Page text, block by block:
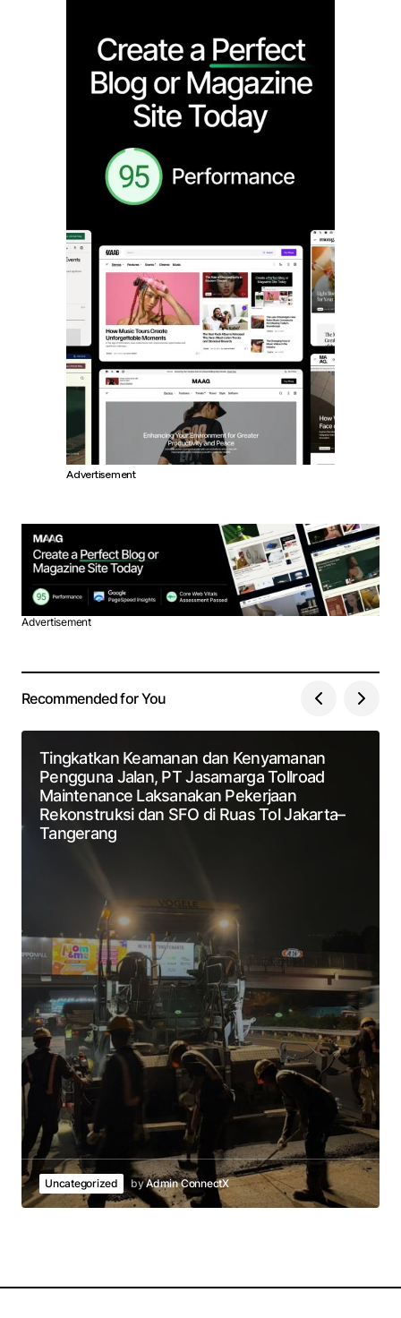
Advertisement
Advertisement
Recommended for You
Tingkatkan Keamanan dan Kenyamanan
Pengguna Jalan, PT Jasamarga Tollroad
Maintenance Laksanakan Pekerjaan
Rekonstruksi dan SFO di Ruas Tol Jakarta–
Tangerang
Uncategorized byAdmin ConnectX